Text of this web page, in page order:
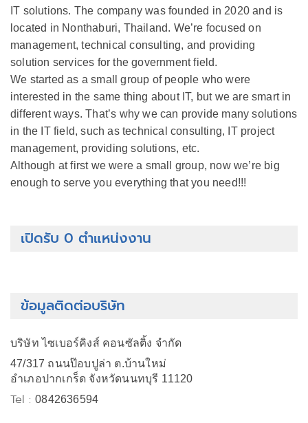
IT solutions. The company was founded in 2020 and is
located in Nonthaburi, Thailand. We’re focused on
management, technical consulting, and providing
solution services for the government field.
We started as a small group of people who were
interested in the same thing about IT, but we are smart in
different ways. That’s why we can provide many solutions
in the IT field, such as technical consulting, IT project
management, providing solutions, etc.
Although at first we were a small group, now we’re big
enough to serve you everything that you need!!!
เปิดรับ 0 ตำแหน่งงาน
ข้อมูลติดต่อบริษัท
บริษัท ไซเบอร์คิงส์ คอนซัลติ้ง จำกัด
47/317 ถนนป๊อบปูล่า ต.บ้านใหม่
อำเภอปากเกร็ด จังหวัดนนทบุรี 11120
Tel :0842636594